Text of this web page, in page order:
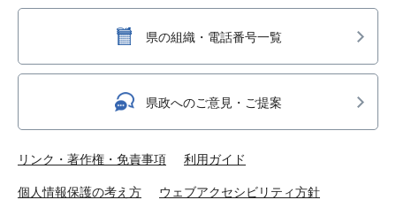
県の組織・電話番号一覧
県政へのご意見・ご提案
リンク・著作権・免責事項 利用ガイド
個人情報保護の考え方 ウェブアクセシビリティ方針